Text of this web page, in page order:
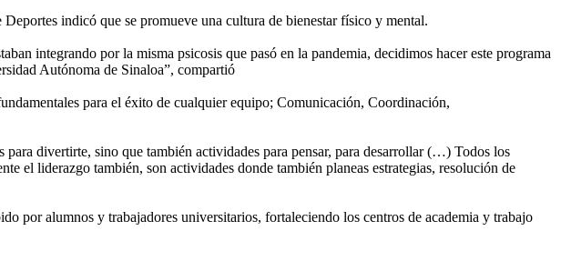
indicó que se promueve una cultura de bienestar físico y mental.
integrando por la misma psicosis que pasó en la pandemia, decidimos hacer este programa
Autónoma de Sinaloa”, compartió
para el éxito de cualquier equipo; Comunicación, Coordinación,
divertirte, sino que también actividades para pensar, para desarrollar (…) Todos los
el liderazgo también, son actividades donde también planeas estrategias, resolución de
por alumnos y trabajadores universitarios, fortaleciendo los centros de academia y trabajo